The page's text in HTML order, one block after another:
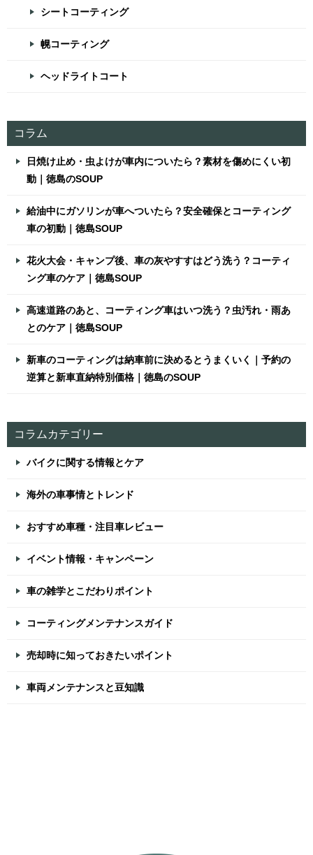
シートコーティング
幌コーティング
ヘッドライトコート
コラム
日焼け止め・虫よけが車内についたら？素材を傷めにくい初
動｜徳島のSOUP
給油中にガソリンが車へついたら？安全確保とコーティング
車の初動｜徳島SOUP
花火大会・キャンプ後、車の灰やすすはどう洗う？コーティ
ング車のケア｜徳島SOUP
高速道路のあと、コーティング車はいつ洗う？虫汚れ・雨あ
とのケア｜徳島SOUP
新車のコーティングは納車前に決めるとうまくいく｜予約の
逆算と新車直納特別価格｜徳島のSOUP
コラムカテゴリー
バイクに関する情報とケア
海外の車事情とトレンド
おすすめ車種・注目車レビュー
イベント情報・キャンペーン
車の雑学とこだわりポイント
コーティングメンテナンスガイド
売却時に知っておきたいポイント
車両メンテナンスと豆知識